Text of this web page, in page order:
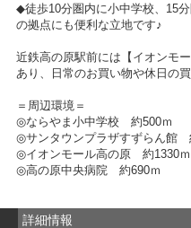
◆徒歩10分圏内に小中学校、15
の拠点にも便利な立地です♪
近鉄高の原駅前には【イオンモ
あり、日常のお買い物や休日の
＝周辺環境＝
◎ならやま小中学校 約500ｍ
◎サンタウンプラザすずらん館
◎イオンモール高の原 約1330ｍ
◎高の原中央病院 約690ｍ
詳細情報